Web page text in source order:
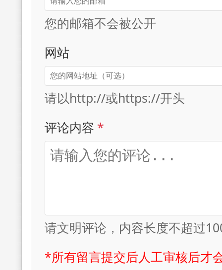
您的邮箱不会被公开
网站
请以http://或https://开头
评论内容 *
请文明评论，内容长度不超过
*所有留言提交后人工审核后才